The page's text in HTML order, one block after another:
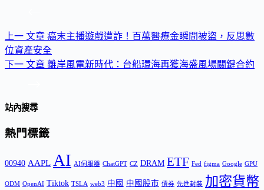
上一 文章 癌末主播遊戲遭詐！百萬醫療金瞬間被盜，反思數
位資產安全
下一 文章 離岸風電新時代：台船環海再獲海盛風場關鍵合約
站內搜尋
熱門標籤
00940 AAPL AI AI伺服器 ChatGPT CZ DRAM ETF Fed figma Google GPU
ODM OpenAI Tiktok TSLA web3 中國 中國股市 債券 先進封裝 加密貨幣